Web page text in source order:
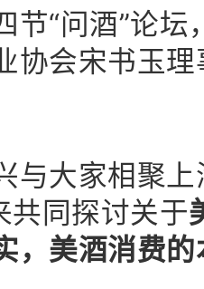
节“问酒”论
协会宋书玉
与大家相聚
共同探讨关于
，美酒消费的